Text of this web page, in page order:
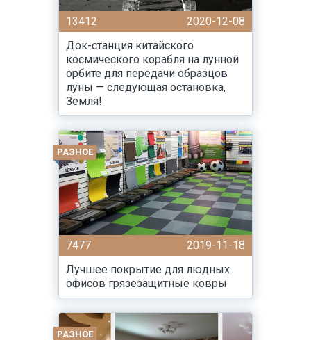
13412
2020-12-08
Док-станция китайского
космического корабля на лунной
орбите для передачи образцов
луны — следующая остановка,
Земля!
РАЗНОЕ
7477
2019-11-18
Лучшее покрытие для людных
офисов грязезащитные ковры
РАЗНОЕ